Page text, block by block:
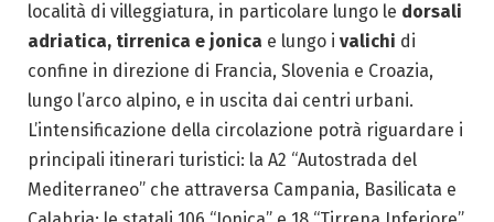
località di villeggiatura, in particolare lungo le dorsali
adriatica, tirrenica e jonica e lungo i valichi di
confine in direzione di Francia, Slovenia e Croazia,
lungo l’arco alpino, e in uscita dai centri urbani.
L’intensificazione della circolazione potrà riguardare i
principali itinerari turistici: la A2 “Autostrada del
Mediterraneo” che attraversa Campania, Basilicata e